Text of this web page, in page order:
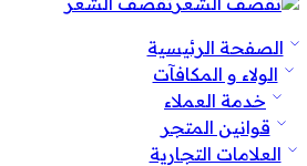
الصفحة الرئيسية
الولاء و المكافآت
خدمة العملاء
قوانين المتجر
العلامات التجارية